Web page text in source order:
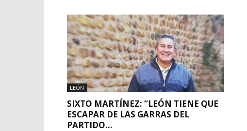
LEÓN
SIXTO MARTÍNEZ: “LEÓN TIENE QUE
ESCAPAR DE LAS GARRAS DEL
PARTIDO...